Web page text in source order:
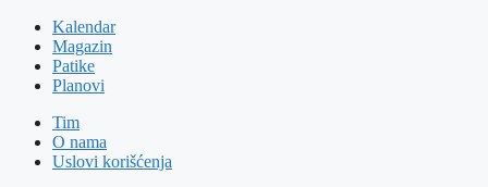
Kalendar
Magazin
Patike
Planovi
Tim
O nama
Uslovi korišćenja